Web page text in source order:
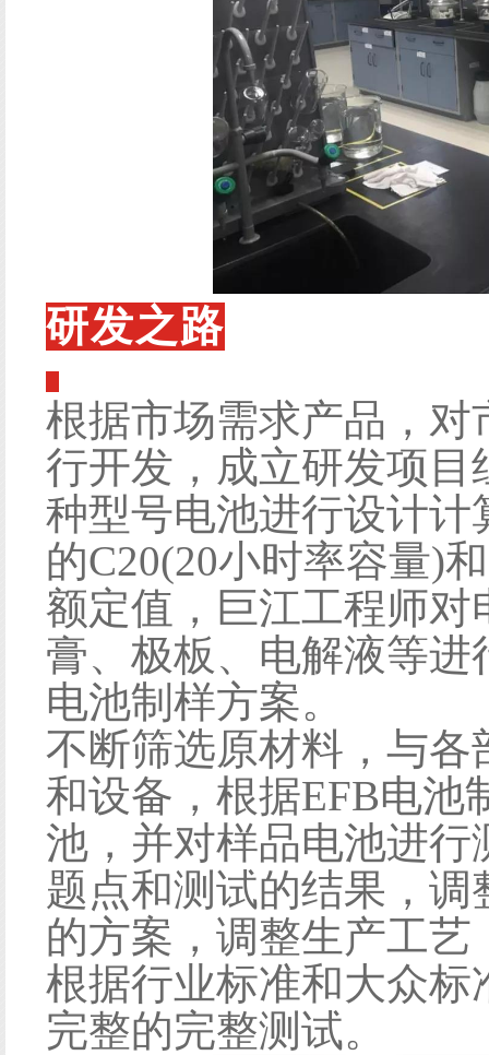
研发之路
根据市场需求产品，
行开发，成立研发项目
种型号电池进行设计
的C20(20小时率容量)
额定值，巨江工程师
膏、极板、电解液等进
电池制样方案。
不断筛选原材料，与
和设备，根据EFB电池
池，并对样品电池进
题点和测试的结果，
的方案，调整生产工
根据行业标准和大众
完整的完整测试。